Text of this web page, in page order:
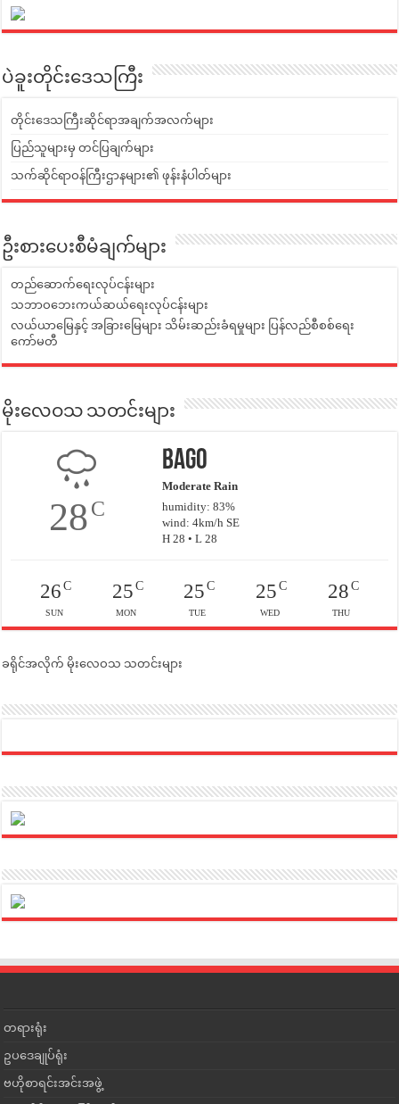
ပဲခူးတိုင်းဒေသကြီး
တိုင်းဒေသကြီးဆိုင်ရာအချက်အလက်များ
ပြည်သူများမှ တင်ပြချက်များ
သက်ဆိုင်ရာဝန်ကြီးဌာနများ၏ ဖုန်းနံပါတ်များ
ဦးစားပေးစီမံချက်များ
တည်ဆောက်ရေးလုပ်ငန်းများ
သဘာဝဘေးကယ်ဆယ်ရေးလုပ်ငန်းများ
လယ်ယာမြေနှင့် အခြားမြေများ သိမ်းဆည်းခံရမှုများ ပြန်လည်စီစစ်ရေး
ကော်မတီ
မိုးလေဝသ သတင်းများ
28C
Bago
Moderate Rain
humidity: 83%
wind: 4km/h SE
H 28 • L 28
26C
SUN
25C
MON
25 C
TUE
25C
WED
28C
THU
ခရိုင်အလိုက် မိုးလေဝသ သတင်းများ
တရားရုံး
ဥပဒေချုပ်ရုံး
ဗဟိုစာရင်းအင်းအဖွဲ့